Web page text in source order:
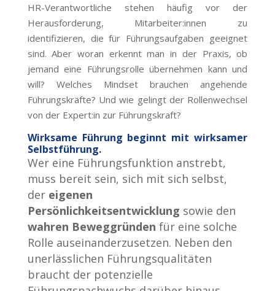
HR-Verantwortliche stehen häufig vor der
Herausforderung, Mitarbeiter:innen zu
identifizieren, die für Führungsaufgaben geeignet
sind. Aber woran erkennt man in der Praxis, ob
jemand eine Führungsrolle übernehmen kann und
will? Welches Mindset brauchen angehende
Führungskräfte? Und wie gelingt der Rollenwechsel
von der Expert:in zur Führungskraft?
Wirksame Führung beginnt mit wirksamer
Selbstführung.
Wer eine Führungsfunktion anstrebt,
muss bereit sein, sich mit sich selbst,
der eigenen
Persönlichkeitsentwicklung sowie den
wahren Beweggründen für eine solche
Rolle auseinanderzusetzen. Neben den
unerlässlichen Führungsqualitäten
braucht der potenzielle